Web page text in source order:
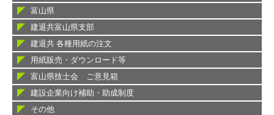
富山県
建退共富山県支部
建退共 各種用紙の注文
用紙販売・ダウンロード等
富山県技士会 ご意見箱
建設企業向け補助・助成制度
その他